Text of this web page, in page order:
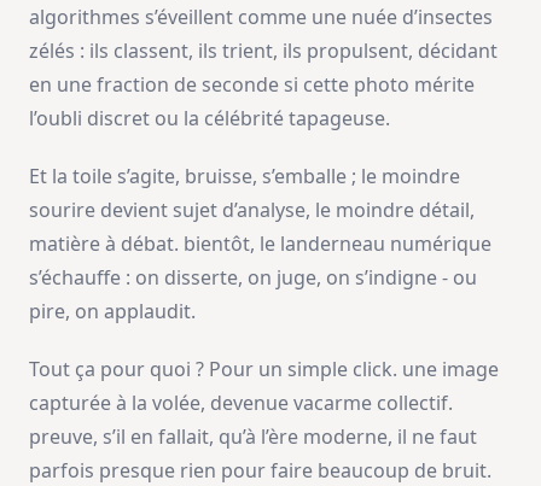
algorithmes s’éveillent comme une nuée d’insectes
zélés : ils classent, ils trient, ils propulsent, décidant
en une fraction de seconde si cette photo mérite
l’oubli discret ou la célébrité tapageuse.
Et la toile s’agite, bruisse, s’emballe ; le moindre
sourire devient sujet d’analyse, le moindre détail,
matière à débat. bientôt, le landerneau numérique
s’échauffe : on disserte, on juge, on s’indigne - ou
pire, on applaudit.
Tout ça pour quoi ? Pour un simple click. une image
capturée à la volée, devenue vacarme collectif.
preuve, s’il en fallait, qu’à l’ère moderne, il ne faut
parfois presque rien pour faire beaucoup de bruit.